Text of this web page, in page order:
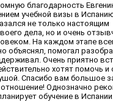
благодарность
учебной визы в
не только настоящим
дела, но и очень
На каждом этапе
объяснял, помогал
Очень приятно
хотят помочь и
Спасибо вам большое
отношение! Однозначно
обучение в